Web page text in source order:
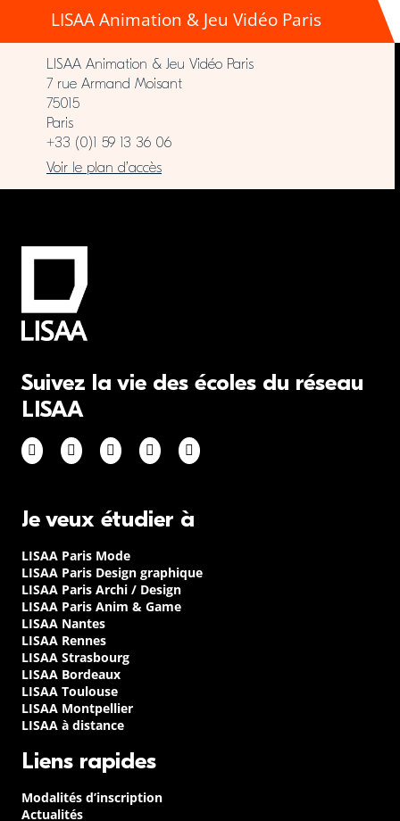
LISAA Animation & Jeu Vidéo Paris
LISAA Animation & Jeu Vidéo Paris
7 rue Armand Moisant
75015
Paris
+33 (0)1 59 13 36 06
Voir le plan d’accès
Suivez la vie des écoles du réseau
LISAA
Je veux étudier à
LISAA Paris Mode
LISAA Paris Design graphique
LISAA Paris Archi / Design
LISAA Paris Anim & Game
LISAA Nantes
LISAA Rennes
LISAA Strasbourg
LISAA Bordeaux
LISAA Toulouse
LISAA Montpellier
LISAA à distance
Liens rapides
Modalités d’inscription
Actualités